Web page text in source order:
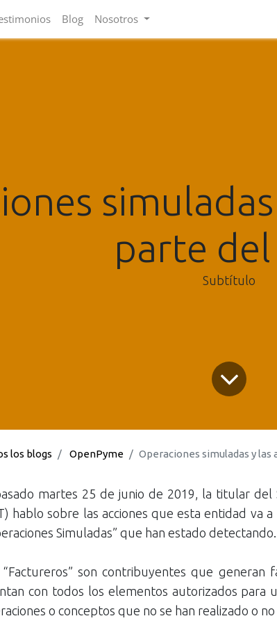
Blog Nosotros
parte del
Subtítulo
los blogs OpenPyme Operaciones simuladas y las
martes 25 de junio de 2019, la titular del
hablo sobre las acciones que esta entidad va
Simuladas” que han estado detectando.
“Factureros” son contribuyentes que generan
con todos los elementos autorizados para
o conceptos que no se han realizado o